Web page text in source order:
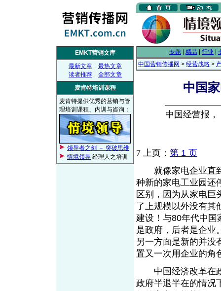
EMKT营销文库
最新文章
最热文章
读者推荐
全部文章
麦肯特培训课程
麦肯特提供优秀的营销与管
理培训课程、内训与咨询：
领导者之剑 － 突破思维
情境领导 经理人之培训
专题 精品 行业
中国营销传播网 > 经营战略 >
中国
中国经营报
7 上页： 第 1 页
就像家电企业直到
种新的家电工业园还
区别，因为从家电巨
了上规模以外没有其
建设！与80年代中国
是政府，后者是企业
另一方面是新的并没
置又一次用企业的
中国经济改革在政
政府半退半在的情况